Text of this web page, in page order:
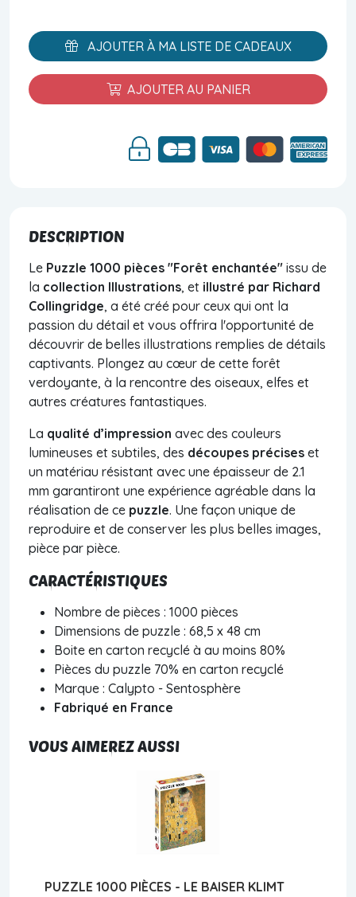
AJOUTER À MA LISTE DE CADEAUX
AJOUTER AU PANIER
DESCRIPTION
Le Puzzle 1000 pièces "Forêt enchantée" issu de
la collection Illustrations, et illustré par Richard
Collingridge, a été créé pour ceux qui ont la
passion du détail et vous offrira l'opportunité de
découvrir de belles illustrations remplies de détails
captivants. Plongez au cœur de cette forêt
verdoyante, à la rencontre des oiseaux, elfes et
autres créatures fantastiques.
La qualité d’impression avec des couleurs
lumineuses et subtiles, des découpes précises et
un matériau résistant avec une épaisseur de 2.1
mm garantiront une expérience agréable dans la
réalisation de ce puzzle. Une façon unique de
reproduire et de conserver les plus belles images,
pièce par pièce.
CARACTÉRISTIQUES
Nombre de pièces : 1000 pièces
Dimensions de puzzle : 68,5 x 48 cm
Boite en carton recyclé à au moins 80%
Pièces du puzzle 70% en carton recyclé
Marque : Calypto - Sentosphère
Fabriqué en France
VOUS AIMEREZ AUSSI
PUZZLE 1000 PIÈCES - LE BAISER KLIMT